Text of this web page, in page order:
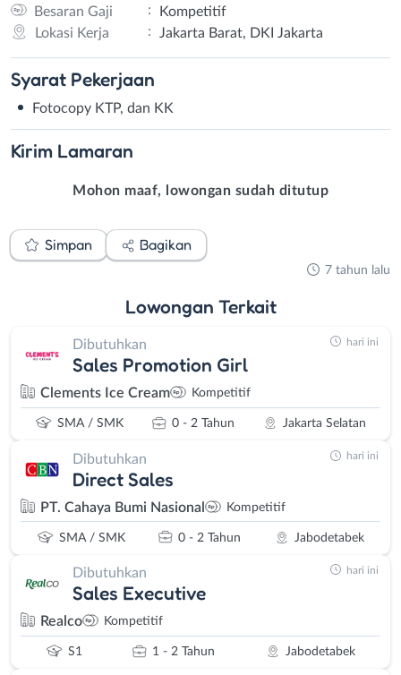
Besaran Gaji
:
Kompetitif
Lokasi Kerja
: Jakarta Barat, DKI Jakarta
Syarat Pekerjaan
Fotocopy KTP, dan KK
Kirim Lamaran
Mohon maaf, lowongan sudah ditutup
Simpan Bagikan
7 tahun lalu
Lowongan Terkait
Dibutuhkan
Sales Promotion Girl
Clements Ice Cream Kompetitif
SMA / SMK 0 - 2 Tahun Jakarta Selatan
hari ini
Dibutuhkan
Direct Sales
PT. Cahaya Bumi Nasional Kompetitif
SMA / SMK 0 - 2 Tahun Jabodetabek
hari ini
Dibutuhkan
Sales Executive
Realco Kompetitif
S1 1 - 2 Tahun Jabodetabek
hari ini